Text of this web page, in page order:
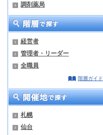
調剤薬局
経営者
管理者・リーダー
全職員
階層ガイド
札幌
仙台